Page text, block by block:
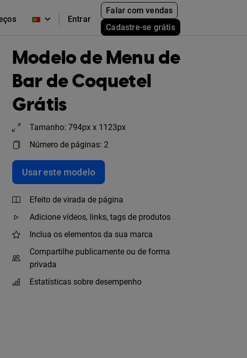
Entrar
Falar com vendas
Cadastre-se grátis
Modelo de Menu de
Bar de Coquetel
Grátis
Tamanho: 794px x 1123px
Número de páginas: 2
Usar este modelo
Efeito de virada de página
Adicione vídeos, links, tags de produtos
Inclua os elementos da sua marca
Compartilhe publicamente ou de forma
privada
Estatísticas sobre desempenho